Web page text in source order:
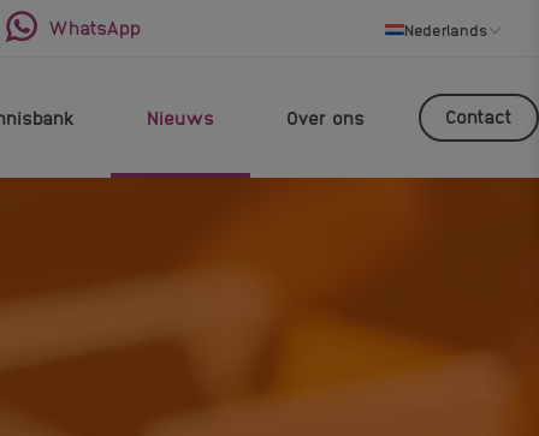
WhatsApp Nederlands
Nieuws Over ons Contact